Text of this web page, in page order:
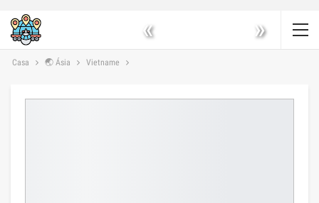
« »
Casa 🌏 Ásia Vietname